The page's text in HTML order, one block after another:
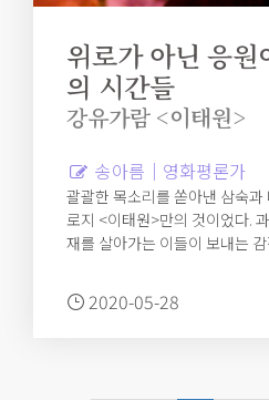
위로가 아닌 응원
의 시간들
강유가람 <이태원>
송아름｜영화평론가
괄괄한 목소리를 쏟아낸 삼숙
로지 <이태원>만의 것이었다.
재를 살아가는 이들이 보내는
미까지 부여하며 함부로 아팠던
을 것이다. 자신의 삶을 통해 ‘
2020-05-28